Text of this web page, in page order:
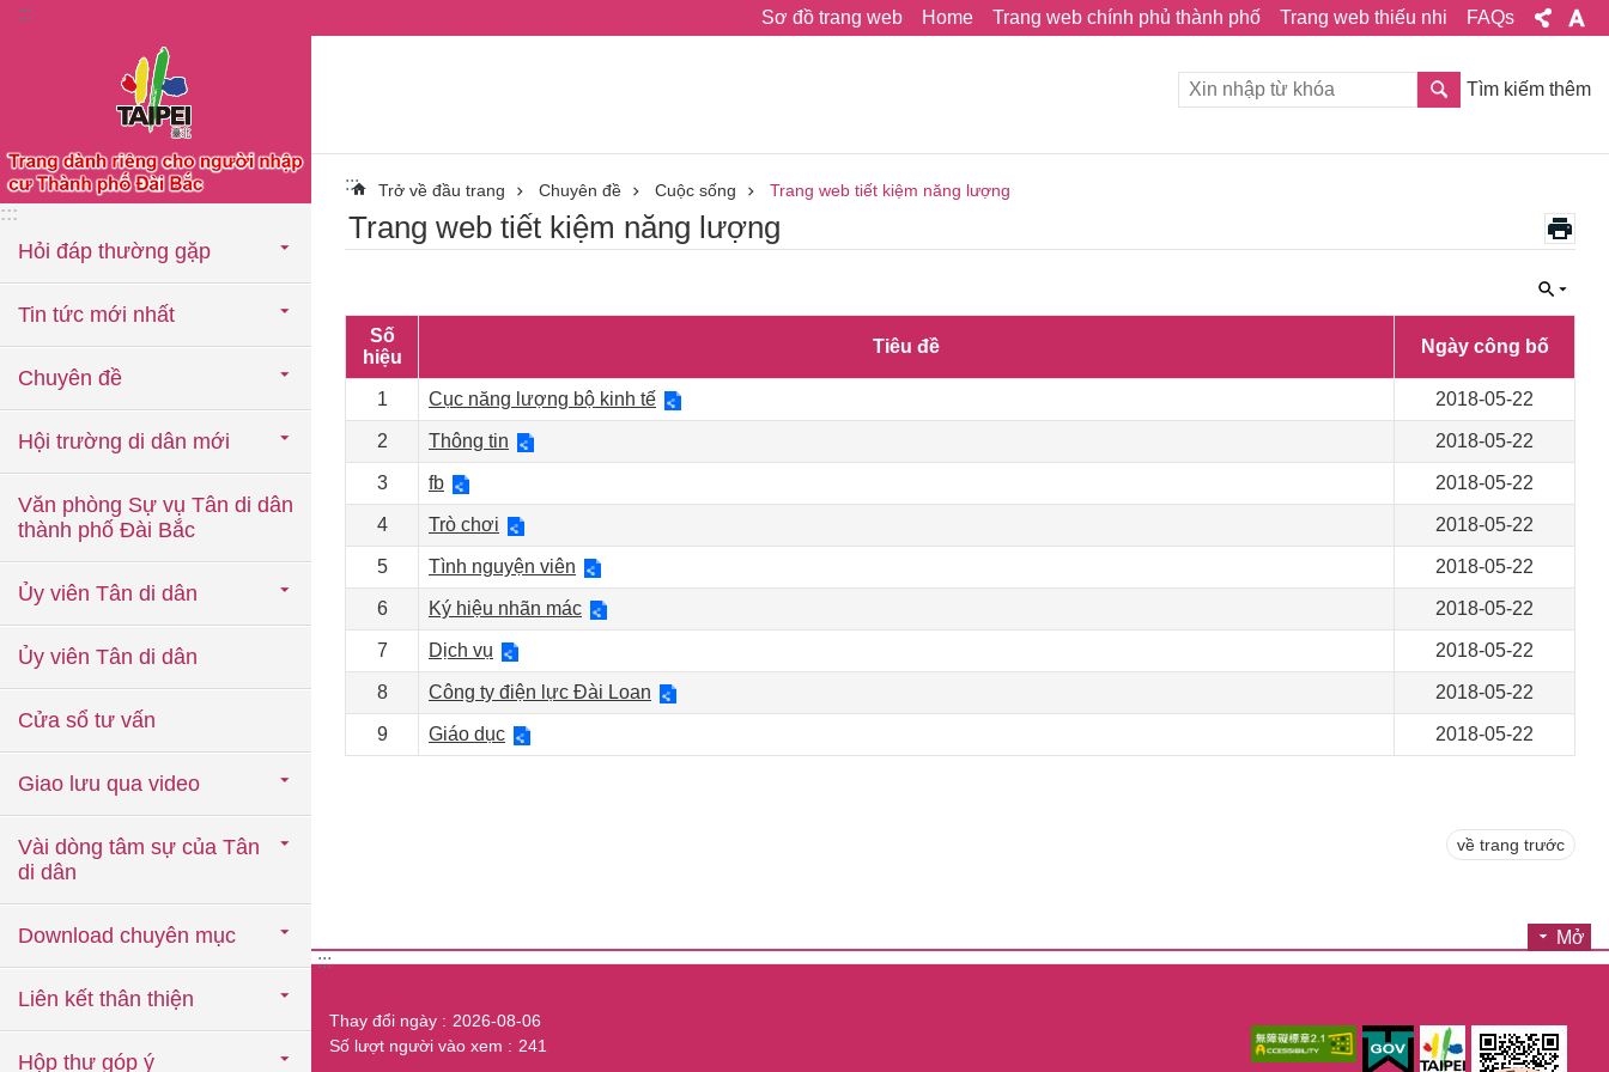
Chuyển đến khối nội dung chính
::: Sơ đồ trang web Home Trang web chính phủ thành phố Trang web thiếu nhi FAQs
:::
Hỏi đáp thường gặp
Tin tức mới nhất
Chuyên đề
Hội trường di dân mới
Văn phòng Sự vụ Tân di dân
thành phố Đài Bắc
Ủy viên Tân di dân
Ủy viên Tân di dân
Cửa sổ tư vấn
Giao lưu qua video
Vài dòng tâm sự của Tân
di dân
Download chuyên mục
Liên kết thân thiện
Hộp thư góp ý
Tìm kiếm thêm
::: Trở về đầu trang Chuyên đề Cuộc sống Trang web tiết kiệm năng lượng
Trang web tiết kiệm năng lượng
Số
hiệu
Tiêu đề Ngày công bố
1 Cục năng lượng bộ kinh tế 2018-05-22
2 Thông tin 2018-05-22
3 fb 2018-05-22
4 Trò chơi 2018-05-22
5 Tình nguyện viên 2018-05-22
6 Ký hiệu nhãn mác 2018-05-22
7 Dịch vụ 2018-05-22
8 Công ty điện lực Đài Loan 2018-05-22
9 Giáo dục 2018-05-22
về trang trước
Mở
:::
Thay đổi ngày
2026-08-06
Số lượt người vào xem
241